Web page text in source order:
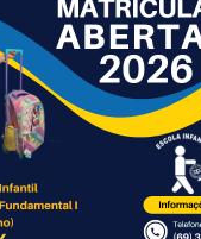
Brasil tem uma
Mulher é encontrada
DO MOTOCROSS':Pai
DO VOTO: Cinco maiores
SEMANAL: Largada foi